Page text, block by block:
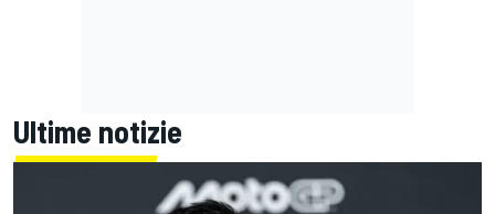
Ultime notizie